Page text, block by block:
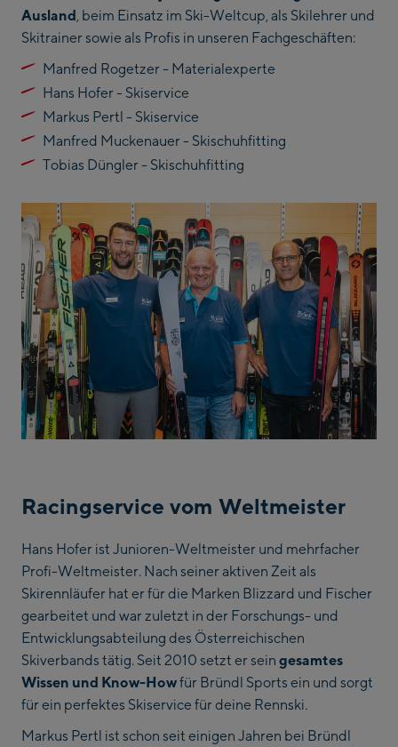
Ausland, beim Einsatz im Ski-Weltcup, als Skilehrer und
Skitrainer sowie als Profis in unseren Fachgeschäften:
Manfred Rogetzer - Materialexperte
Hans Hofer - Skiservice
Markus Pertl - Skiservice
Manfred Muckenauer - Skischuhfitting
Tobias Düngler - Skischuhfitting
Racingservice vom Weltmeister
Hans Hofer ist Junioren-Weltmeister und mehrfacher
Profi-Weltmeister. Nach seiner aktiven Zeit als
Skirennläufer hat er für die Marken Blizzard und Fischer
gearbeitet und war zuletzt in der Forschungs- und
Entwicklungsabteilung des Österreichischen
Skiverbands tätig. Seit 2010 setzt er sein gesamtes
Wissen und Know-Howfür Bründl Sports ein und sorgt
für ein perfektes Skiservice für deine Rennski.
Markus Pertl ist schon seit einigen Jahren bei Bründl